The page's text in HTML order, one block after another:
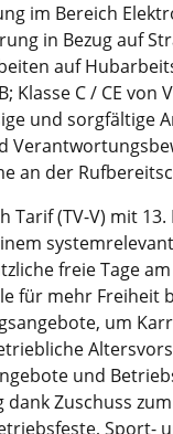
im Bereich
in Bezug auf
auf
Klasse C / CE von
und sorg­fältige
an der
Tarif (TV-V) mit
freie Tage
für mehr Freiheit
um
und
Zuschuss
Sport-